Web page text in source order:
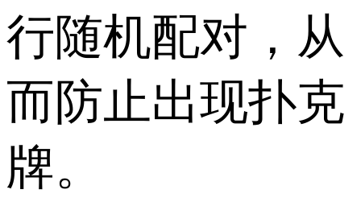
行随机配对，从
而防止出现扑克
牌。